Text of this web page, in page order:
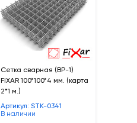
Сетка сварная (ВР-1)
FIXAR 100*100*4 мм. (карта
2*1 м.)
Артикул: STK-0341
В наличии